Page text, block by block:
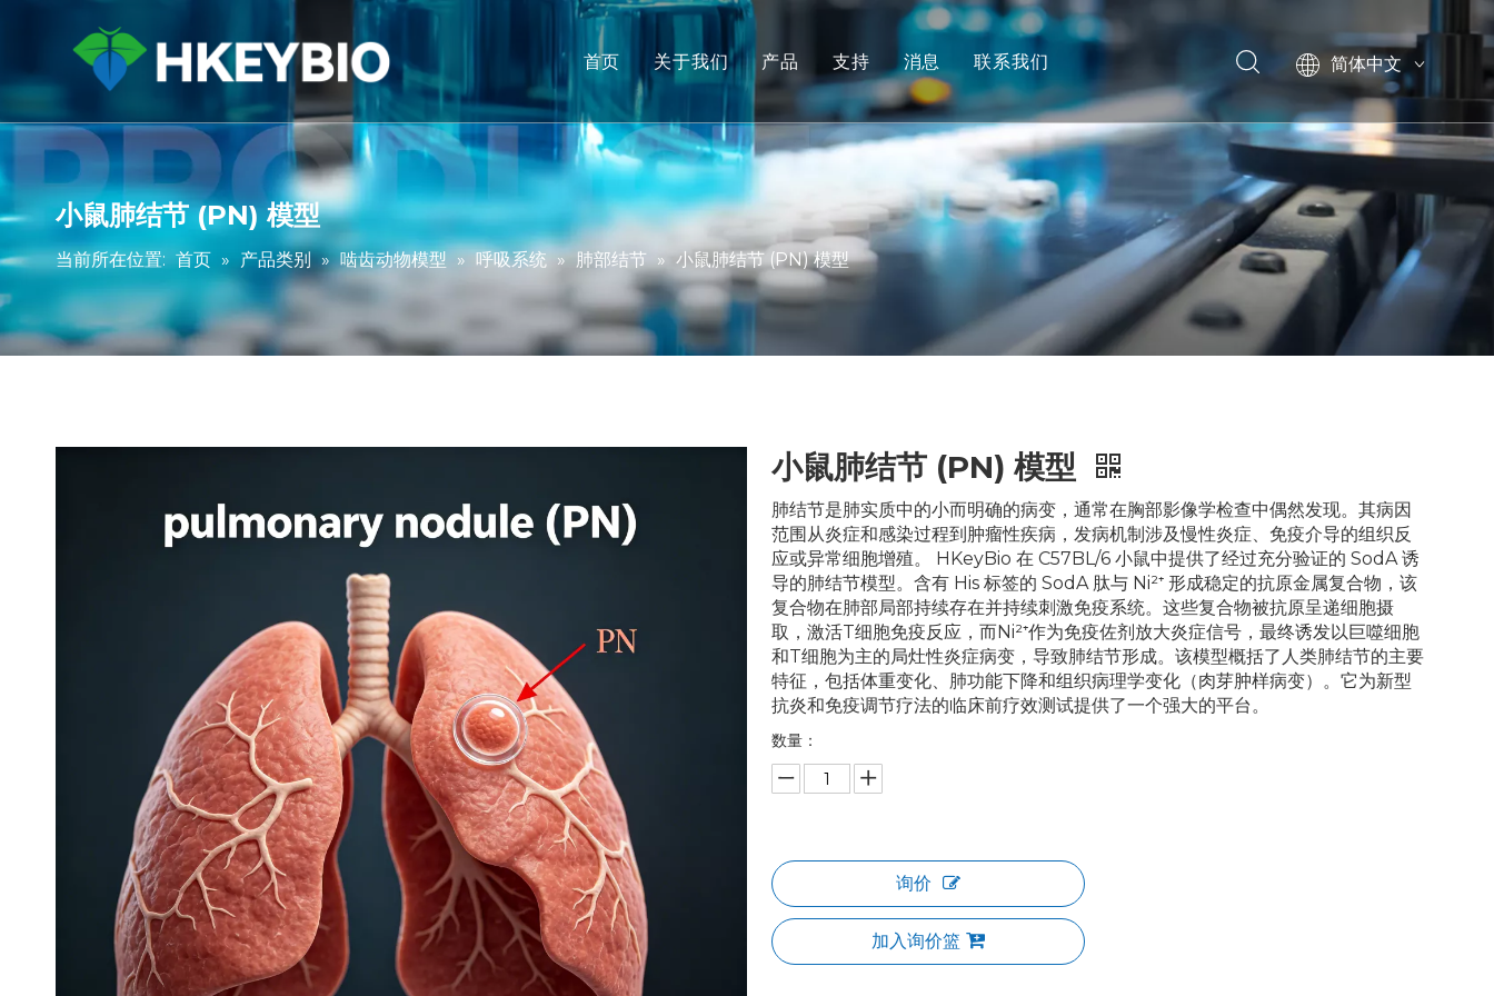
首页 关于我们 产品
非人类灵长类动物 (NHP) 模型
啮齿动物模型
人体组织和离体模型
综合疗效评价
转化医学和生物标志物
IND 提交支持
支持
服务
常问问题
客户评价
消息 联系我们
简体中文
English
小鼠肺结节 (PN) 模型
当前所在位置: 首页 » 产品类别 » 啮齿动物模型 » 呼吸系统 » 肺部结节 » 小鼠肺结节 (PN) 模型
小鼠肺结节 (PN) 模型
肺结节是肺实质中的小而明确的病变，通常在胸部影像学检查中偶然发现。其病因
范围从炎症和感染过程到肿瘤性疾病，发病机制涉及慢性炎症、免疫介导的组织反
应或异常细胞增殖。 HKeyBio 在 C57BL/6 小鼠中提供了经过充分验证的 SodA 诱
导的肺结节模型。含有 His 标签的 SodA 肽与 Ni²⁺ 形成稳定的抗原金属复合物，该
复合物在肺部局部持续存在并持续刺激免疫系统。这些复合物被抗原呈递细胞摄
取，激活T细胞免疫反应，而Ni²⁺作为免疫佐剂放大炎症信号，最终诱发以巨噬细胞
和T细胞为主的局灶性炎症病变，导致肺结节形成。该模型概括了人类肺结节的主要
特征，包括体重变化、肺功能下降和组织病理学变化（肉芽肿样病变）。它为新型
抗炎和免疫调节疗法的临床前疗效测试提供了一个强大的平台。
数量：
询价
加入询价篮